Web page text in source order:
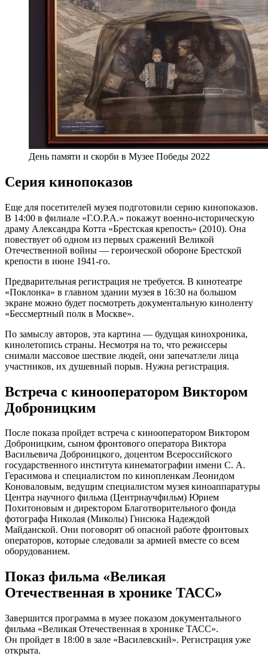
День памяти и скорби в Музее Победы 2022
Серия кинопоказов
Еще для посетителей музея подготовили серию кинопоказов.
В 14:00 в филиале «Г.О.Р.А.» покажут военно-историческую
драму Александра Котта «Брестская крепость» (2010). Она
повествует об одном из первых сражений Великой
Отечественной войны — героической обороне Брестской
крепости в июне 1941-го.
Предварительная регистрация не требуется. В кинотеатре
«Поклонка» в главном здании музея в 16:30 на большом
экране можно будет посмотреть документальную киноленту
«Бессмертный полк в Москве».
По замыслу авторов, эта картина — будущая кинохроника,
кинолетопись страны. Несмотря на то, что режиссеры
снимали массовое шествие людей, они запечатлели лица
участников, их душевный порыв. Нужна регистрация.
Встреча с кинооператором Виктором
Доброницким
После показа пройдет встреча с кинооператором Виктором
Доброницким, сыном фронтового оператора Виктора
Васильевича Доброницкого, доцентом Всероссийского
государственного института кинематографии имени С. А.
Герасимова и специалистом по кинопленкам Леонидом
Коноваловым, ведущим специалистом музея киноаппаратуры
Центра научного фильма (Центрнаучфильм) Юрием
Похитоновым и директором Благотворительного фонда
фотографа Николая (Миколы) Гнисюка Надеждой
Майданской. Они поговорят об опасной работе фронтовых
операторов, которые следовали за армией вместе со всем
оборудованием.
Показ фильма «Великая
Отечественная в хронике ТАСС»
Завершится программа в музее показом документального
фильма «Великая Отечественная в хронике ТАСС».
Он пройдет в 18:00 в зале «Василевский». Регистрация уже
открыта.